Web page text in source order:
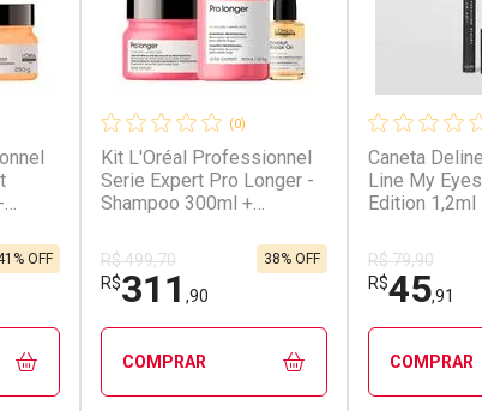
30ml
OFF
(0)
Kit L'Oréal Professionnel
Serie Expert Pro Longer -
Shampoo 300ml +
Óleo Capilar Absolut
Repair 10 In 1 30ml Kit
R$ 499,70
R$311 ,90
38% OFF
COMPRAR
Caneta
Line My
Edition 1,2ml
R$ 79,90
R$45,91
COMPRAR